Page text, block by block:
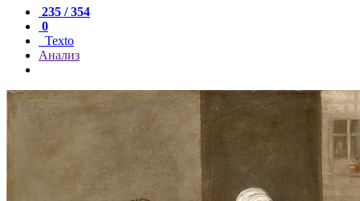
235 / 354
0
Texto
Анализ